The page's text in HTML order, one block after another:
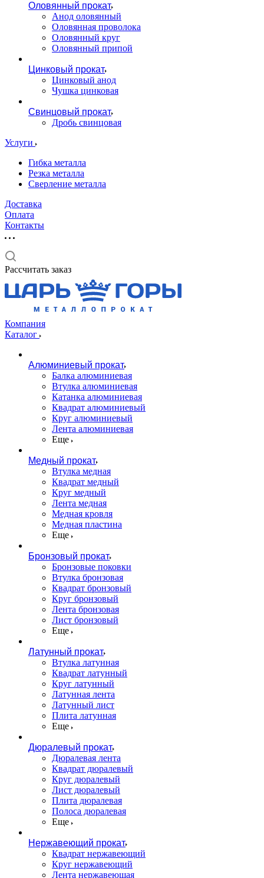
Оловянный прокат
Анод оловянный
Оловянная проволока
Оловянный круг
Оловянный припой
Цинковый прокат
Цинковый анод
Чушка цинковая
Свинцовый прокат
Дробь свинцовая
Услуги
Гибка металла
Резка металла
Сверление металла
Доставка
Оплата
Контакты
Рассчитать заказ
Компания
Каталог
Алюминиевый прокат
Балка алюминиевая
Втулка алюминиевая
Катанка алюминиевая
Квадрат алюминиевый
Круг алюминиевый
Лента алюминиевая
Еще
Медный прокат
Втулка медная
Квадрат медный
Круг медный
Лента медная
Медная кровля
Медная пластина
Еще
Бронзовый прокат
Бронзовые поковки
Втулка бронзовая
Квадрат бронзовый
Круг бронзовый
Лента бронзовая
Лист бронзовый
Еще
Латунный прокат
Втулка латунная
Квадрат латунный
Круг латунный
Латунная лента
Латунный лист
Плита латунная
Еще
Дюралевый прокат
Дюралевая лента
Квадрат дюралевый
Круг дюралевый
Лист дюралевый
Плита дюралевая
Полоса дюралевая
Еще
Нержавеющий прокат
Квадрат нержавеющий
Круг нержавеющий
Лента нержавеющая